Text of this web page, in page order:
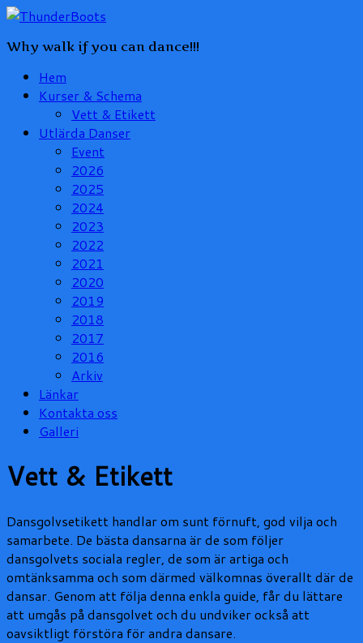
Why walk if you can dance!!!
Hem
Kurser & Schema
Vett & Etikett
Utlärda Danser
Event
2026
2025
2024
2023
2022
2021
2020
2019
2018
2017
2016
Arkiv
Länkar
Kontakta oss
Galleri
Vett & Etikett
Dansgolvsetikett handlar om sunt förnuft, god vilja och
samarbete. De bästa dansarna är de som följer
dansgolvets sociala regler, de som är artiga och
omtänksamma och som därmed välkomnas överallt där de
dansar. Genom att följa denna enkla guide, får du lättare
att umgås på dansgolvet och du undviker också att
oavsiktligt förstöra för andra dansare.